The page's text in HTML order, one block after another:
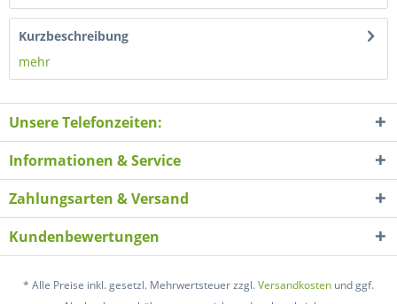
Kurzbeschreibung
mehr
Unsere Telefonzeiten:
Informationen & Service
Zahlungsarten & Versand
Kundenbewertungen
* Alle Preise inkl. gesetzl. Mehrwertsteuer zzgl.Versandkosten und ggf.